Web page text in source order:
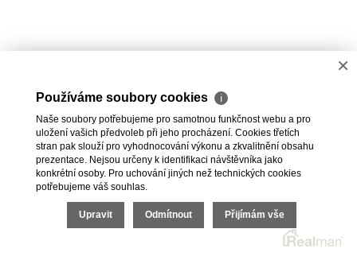
×
Používáme soubory cookies ℹ
Naše soubory potřebujeme pro samotnou funkčnost webu a pro
uložení vašich předvoleb při jeho procházení. Cookies třetích
stran pak slouží pro vyhodnocování výkonu a zkvalitnění obsahu
prezentace. Nejsou určeny k identifikaci návštěvníka jako
konkrétní osoby. Pro uchování jiných než technických cookies
potřebujeme váš souhlas.
Upravit Odmítnout Přijímám vše